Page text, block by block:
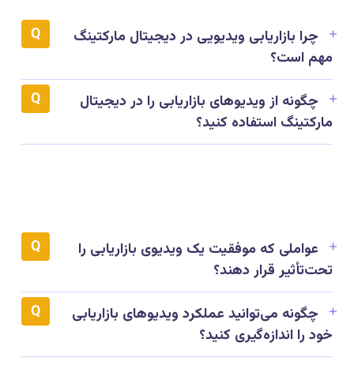
چرا بازاریابی ویدیویی در دیجیتال مارکتینگ
مهم است؟
چگونه از ویدیوهای بازاریابی را در دیجیتال
مارکتینگ استفاده کنید؟
عواملی که موفقیت یک ویدیوی بازاریابی را
تحت‌تأثیر قرار دهند؟
چگونه می‌توانید عملکرد ویدیوهای بازاریابی
خود را اندازه‌گیری کنید؟